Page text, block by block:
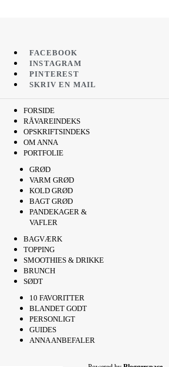
FACEBOOK
INSTAGRAM
PINTEREST
SKRIV EN MAIL
FORSIDE
RÅVAREINDEKS
OPSKRIFTSINDEKS
OM ANNA
PORTFOLIE
GRØD
VARM GRØD
KOLD GRØD
BAGT GRØD
PANDEKAGER &
VAFLER
BAGVÆRK
TOPPING
SMOOTHIES & DRIKKE
BRUNCH
SØDT
10 FAVORITTER
BLANDET GODT
PERSONLIGT
GUIDES
ANNA ANBEFALER